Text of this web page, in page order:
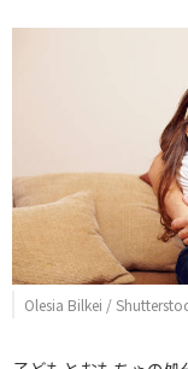
Olesia Bilkei /